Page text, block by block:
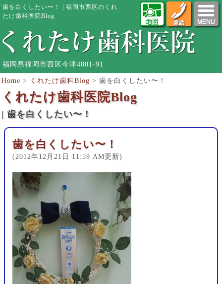
歯を白くしたい〜！ | 福岡市西区のくれ
たけ歯科医院Blog
福岡県福岡市西区今津4801-91
Home > くれたけ歯科Blog > 歯を白くしたい〜！
くれたけ歯科医院Blog
| 歯を白くしたい〜！
歯を白くしたい〜！
(2012年12月21日 11:59 AM更新)